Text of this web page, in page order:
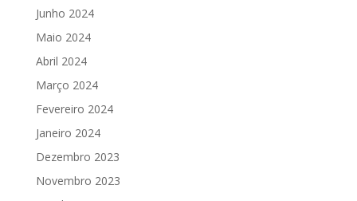
Junho 2024
Maio 2024
Abril 2024
Março 2024
Fevereiro 2024
Janeiro 2024
Dezembro 2023
Novembro 2023